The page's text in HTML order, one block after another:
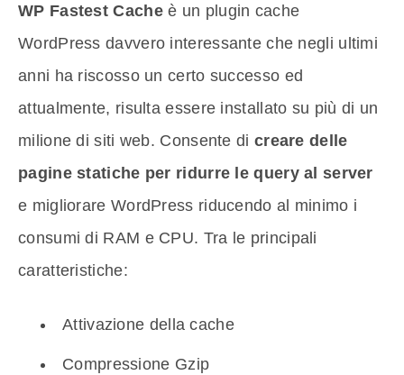
WP Fastest Cacheè un plugin cache
WordPress davvero interessante che negli ultimi
anni ha riscosso un certo successo ed
attualmente, risulta essere installato su più di un
milione di siti web. Consente di creare delle
pagine statiche per ridurre le query al server
e migliorare WordPress riducendo al minimo i
consumi di RAM e CPU. Tra le principali
caratteristiche:
Attivazione della cache
Compressione Gzip